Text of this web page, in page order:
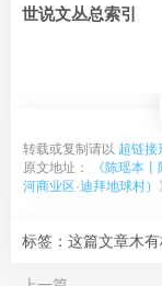
世说文丛总索引
转载或复制请以 超链接
原文地址：
《陈瑶本
河商业区·迪拜地球村）
标签：这篇文章木